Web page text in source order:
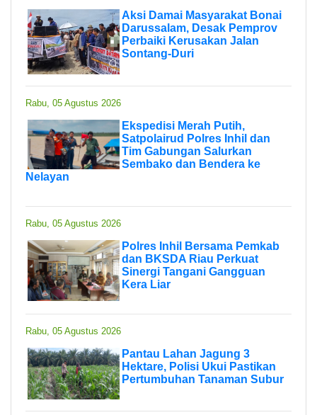
Aksi Damai Masyarakat Bonai
Darussalam, Desak Pemprov
Perbaiki Kerusakan Jalan
Sontang-Duri
Rabu, 05 Agustus 2026
Ekspedisi Merah Putih,
Satpolairud Polres Inhil dan
Tim Gabungan Salurkan
Sembako dan Bendera ke
Nelayan
Rabu, 05 Agustus 2026
Polres Inhil Bersama Pemkab
dan BKSDA Riau Perkuat
Sinergi Tangani Gangguan
Kera Liar
Rabu, 05 Agustus 2026
Pantau Lahan Jagung 3
Hektare, Polisi Ukui Pastikan
Pertumbuhan Tanaman Subur